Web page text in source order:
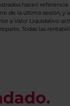
hacen referencia
de la última sesión, y
a Valor Liquidativo
Todas las